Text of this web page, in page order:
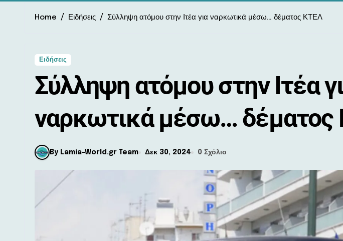
Home Ειδήσεις Σύλληψη ατόμου στην Ιτέα για ναρκωτικά μέσω… δέματος ΚΤΕΛ
Ειδήσεις
Σύλληψη ατόμου στην Ιτέα
ναρκωτικά μέσω… δέματος
By Lamia-World.gr Team Δεκ 30, 2024 0 Σχόλιο